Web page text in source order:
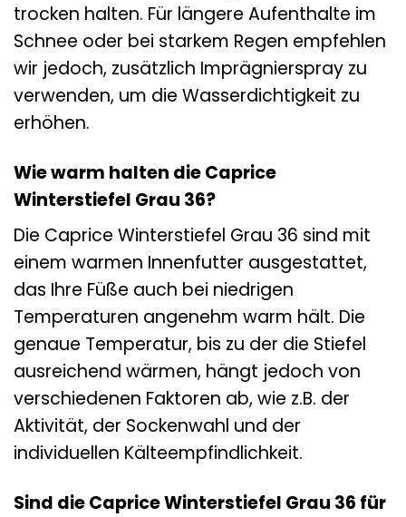
trocken halten. Für längere Aufenthalte im
Schnee oder bei starkem Regen empfehlen
wir jedoch, zusätzlich Imprägnierspray zu
verwenden, um die Wasserdichtigkeit zu
erhöhen.
Wie warm halten die Caprice
Winterstiefel Grau 36?
Die Caprice Winterstiefel Grau 36 sind mit
einem warmen Innenfutter ausgestattet,
das Ihre Füße auch bei niedrigen
Temperaturen angenehm warm hält. Die
genaue Temperatur, bis zu der die Stiefel
ausreichend wärmen, hängt jedoch von
verschiedenen Faktoren ab, wie z.B. der
Aktivität, der Sockenwahl und der
individuellen Kälteempfindlichkeit.
Sind die Caprice Winterstiefel Grau 36 für